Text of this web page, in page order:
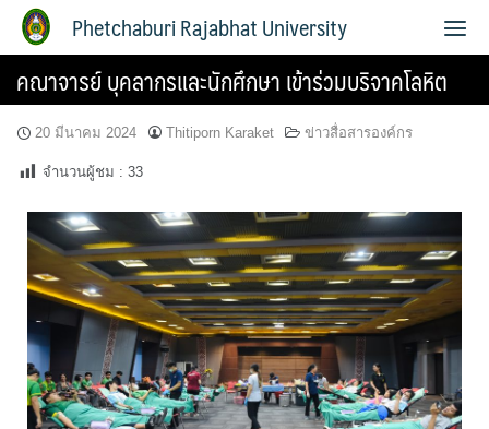
Phetchaburi Rajabhat University
คณาจารย์ บุคลากรและนักศึกษา เข้าร่วมบริจาคโลหิต
20 มีนาคม 2024 Thitiporn Karaket ข่าวสื่อสารองค์กร
จำนวนผู้ชม : 33